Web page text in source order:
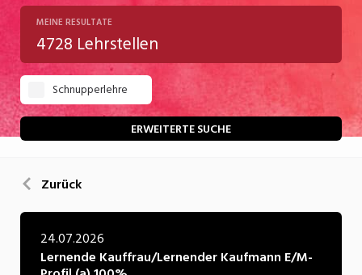
2028
Chemie/Pharma
Gastgewerbe
Gesundheit/Pflege/Soziales
Handwerk/Technik
Kultur
Natur
MEINE RESULTATE
4728 Lehrstellen
Schnupperlehre
ERWEITERTE SUCHE
Zurück
24.07.2026
Lernende Kauffrau/​Lernender Kaufmann E/​M-